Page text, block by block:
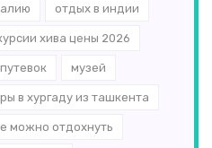
отдых в индии
хива цены 2026
музей
в хургаду из ташкента
можно отдохнуть